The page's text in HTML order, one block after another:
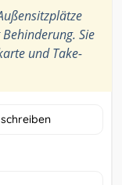
Sie
und Take-